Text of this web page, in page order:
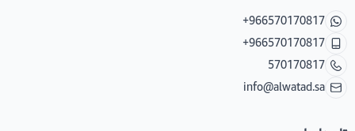
+966570170817
+966570170817
570170817
info@alwatad.sa